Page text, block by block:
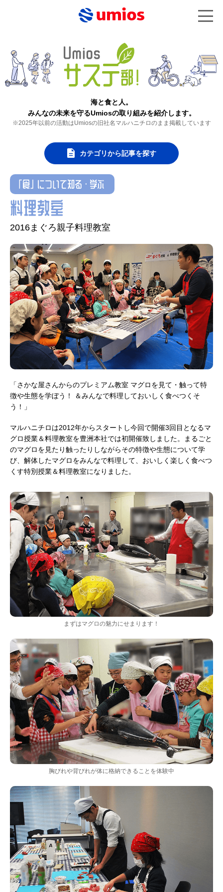
海と食と人。
みんなの未来を守るUmiosの取り組みを紹介します。
※2025年以前の活動はUmiosの旧社名マルハニチロのまま掲載しています
カテゴリから記事を探す
「食」について知る・学ぶ
料理教室
2016まぐろ親子料理教室
「さかな屋さんからのプレミアム教室 マグロを見て・触って特
徴や生態を学ぼう！ ＆みんなで料理しておいしく食べつくそ
う！」
マルハニチロは2012年からスタートし今回で開催3回目となるマ
グロ授業＆料理教室を豊洲本社では初開催致しました。まるごと
のマグロを見たり触ったりしながらその特徴や生態について学
び、解体したマグロをみんなで料理して、おいしく楽しく食べつ
くす特別授業＆料理教室になりました。
まずはマグロの魅力にせまります！
胸びれや背びれが体に格納できることを体験中